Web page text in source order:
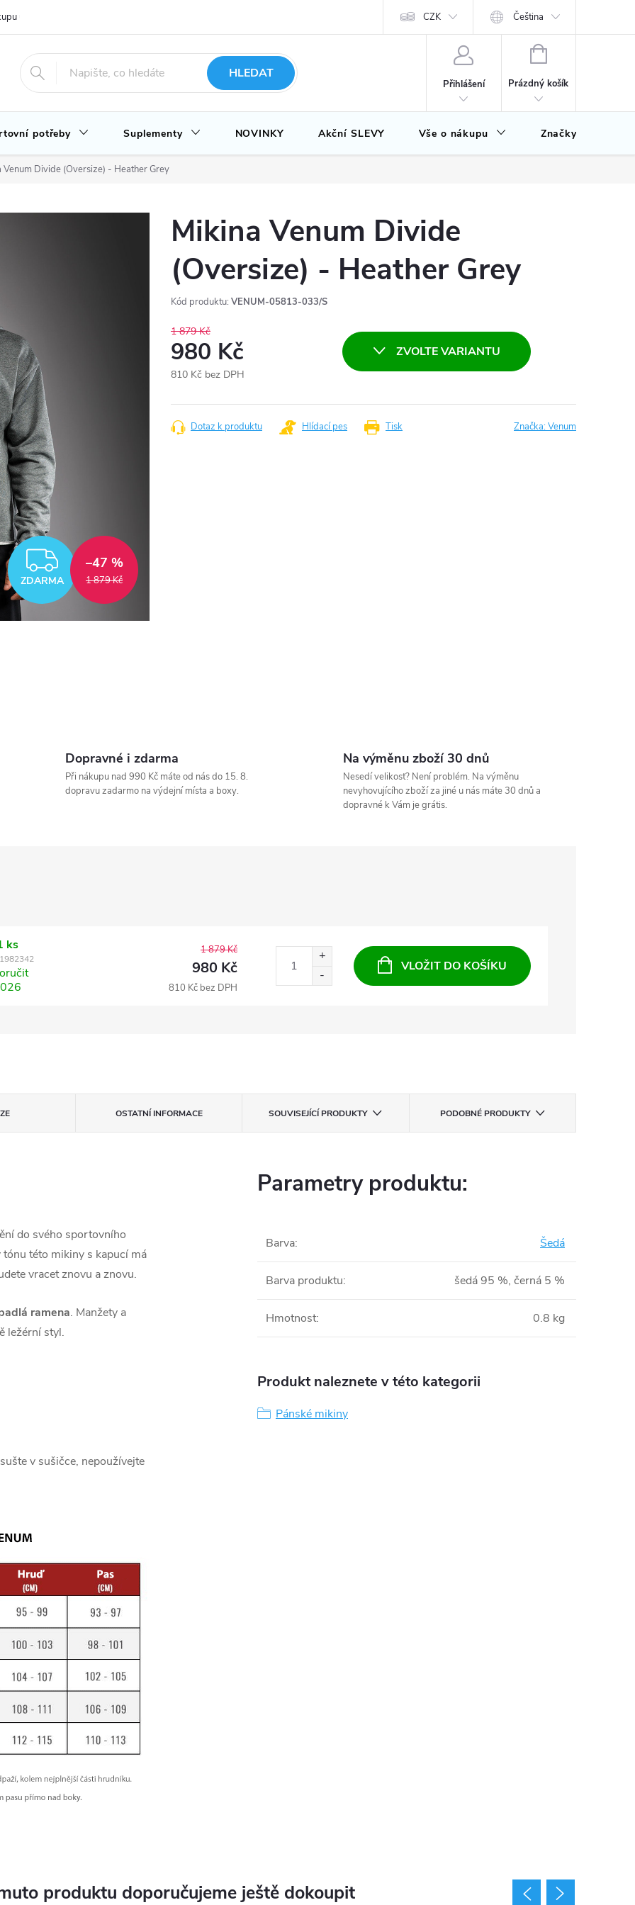
u nás CZK Čeština
HLEDAT
Přihlášení
NÁKUPNÍ
Prázdný košík
potřeby Suplementy NOVINKY Akční SLEVY Vše o nákupu Značky
Venum Divide (Oversize) - Heather Grey
ZDARMA
ZDARMA 1 879 Kč
–47 %
Mikina Venum Divide
(Oversize) - Heather Grey
Kód produktu: VENUM-05813-033/S
1 879 Kč
980 Kč
810 Kč bez DPH
cena:
ZVOLTE VARIANTU
Tisk
Dotaz k produktu Hlídací pes Značka:Venum
Dopravné i zdarma
Při nákupu nad 990 Kč máte od nás do 15. 8.
dopravu zadarmo na výdejní místa a boxy.
Na výměnu zboží 30 dnů
Nesedí velikost? Není problém. Na výměnu
nevyhovujícího zboží za jiné u nás máte 30 dnů a
dopravné k Vám je grátis.
ks 1 879 Kč
980 Kč
810 Kč bez DPH
VLOŽIT DO KOŠÍKU
OSTATNÍ INFORMACE SOUVISEJÍCÍ PRODUKTY PODOBNÉ PRODUKTY
do svého sportovního
této mikiny s kapucí má
vracet znovu a znovu.
ramena. Manžety a
ležérní styl.
v sušičce, nepoužívejte
Parametry produktu:
Barva: Šedá
Barva produktu: šedá 95 %, černá 5 %
Hmotnost: 0.8 kg
Produkt naleznete v této kategorii
Pánské mikiny
produktu doporučujeme ještě dokoupit